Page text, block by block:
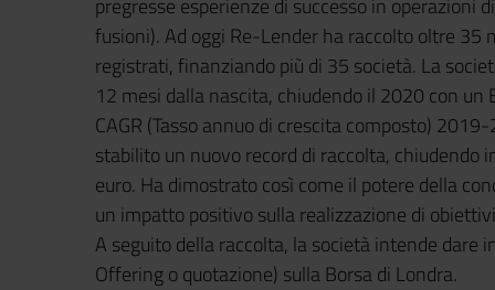
fusioni). Ad oggi Re-Lender ha raccolto oltre
registrati, finanziando più di 35 società. La
12 mesi dalla nascita, chiudendo il 2020 con un
CAGR (Tasso annuo di crescita composto)
stabilito un nuovo record di raccolta, chiudendo
euro. Ha dimostrato così come il potere della
un impatto positivo sulla realizzazione di
A seguito della raccolta, la società intende dare
Offering o quotazione) sulla Borsa di Londra.